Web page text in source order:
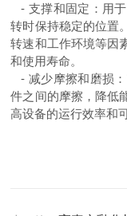
- 支撑和固定：用
转时保持稳定的位置
转速和工作环境等因
和使用寿命。
- 减少摩擦和磨损
件之间的摩擦，降低
高设备的运行效率和